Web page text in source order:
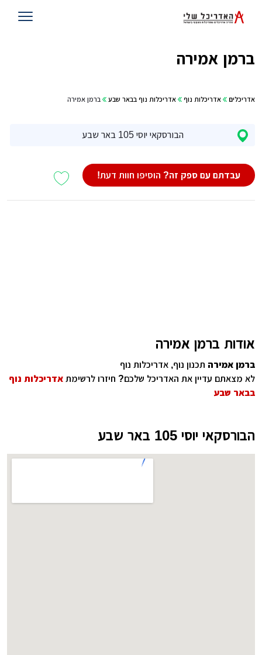
ברמן אמירה
אדריכלים אדריכלות נוף אדריכלות נוף בבאר שבע ברמן אמירה
הבורסקאי יוסי 105 באר שבע
עבדתם עם ספק זה? הוסיפו חוות דעת!
אודות ברמן אמירה
ברמן אמירה תכנון נוף, אדריכלות נוף
לא מצאתם עדיין את האדריכל שלכם? חיזרו לרשימת אדריכלות נוף
בבאר שבע
הבורסקאי יוסי 105 באר שבע